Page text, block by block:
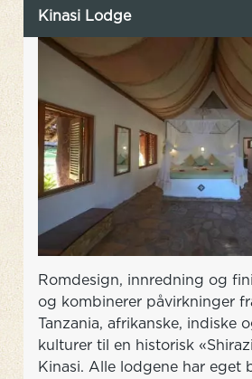
Kinasi Lodge
Romdesign, innredning og
og kombinerer påvirkninger
Tanzania, afrikanske, indiske
kulturer til en historisk
Kinasi. Alle lodgene har eget